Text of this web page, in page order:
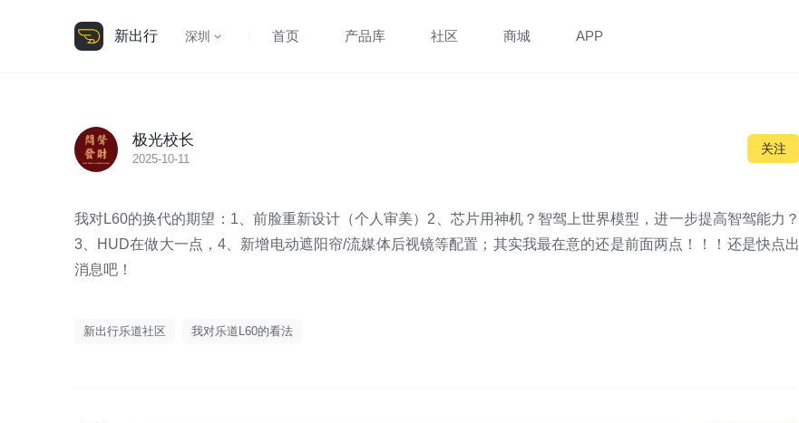
新出行 深圳 首页 产品库 社区 商城 APP
极光校长
2025-10-11
关注
我对L60的换代的期望：1、前脸重新设计（个人审美）2、芯片用神机？智驾上世界模型，进一步提高智驾能力？
3、HUD在做大一点，4、新增电动遮阳帘/流媒体后视镜等配置；其实我最在意的还是前面两点！！！还是快点出
消息吧！
新出行乐道社区 我对乐道L60的看法